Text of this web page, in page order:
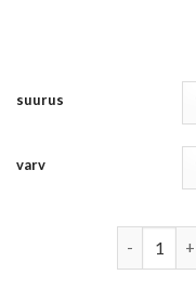
suurus
varv